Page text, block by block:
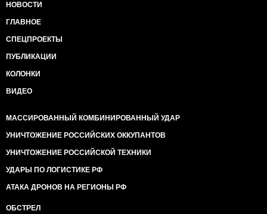
НОВОСТИ
ГЛАВНОЕ
СПЕЦПРОЕКТЫ
ПУБЛИКАЦИИ
КОЛОНКИ
ВИДЕО
МАССИРОВАННЫЙ КОМБИНИРОВАННЫЙ УДАР
УНИЧТОЖЕНИЕ РОССИЙСКИХ ОККУПАНТОВ
УНИЧТОЖЕНИЕ РОССИЙСКОЙ ТЕХНИКИ
УДАРЫ ПО ЛОГИСТИКЕ РФ
АТАКА ДРОНОВ НА РЕГИОНЫ РФ
ОБСТРЕЛ